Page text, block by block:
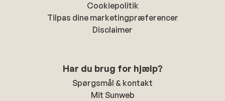
Cookiepolitik
Tilpas dine marketingpræferencer
Disclaimer
Har du brug for hjælp?
Spørgsmål & kontakt
Mit Sunweb